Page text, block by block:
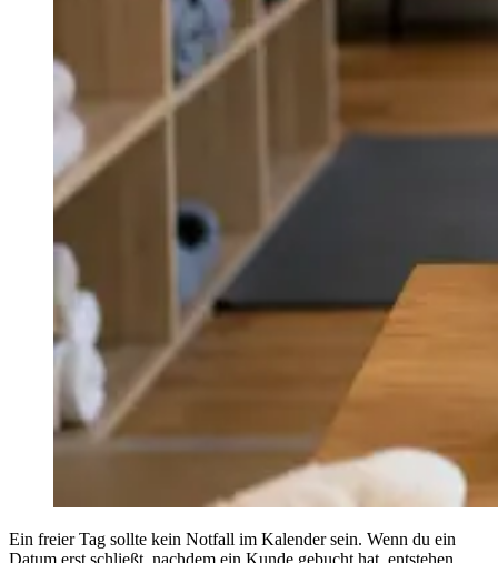
Ein freier Tag sollte kein Notfall im Kalender sein. Wenn du ein
Datum erst schließt, nachdem ein Kunde gebucht hat, entstehen